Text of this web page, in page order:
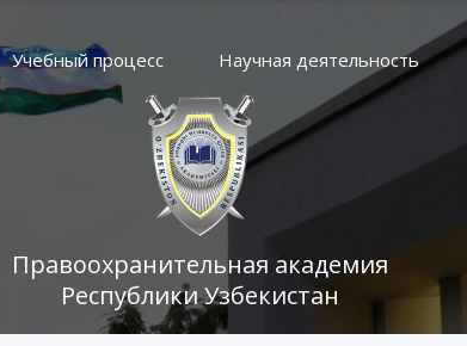
Учебный процесс Научная деятельность
Правоохранительная академия
Республики Узбекистан